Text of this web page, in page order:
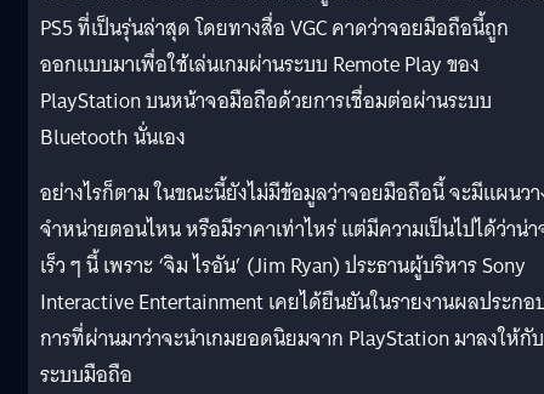
PS5 ที่เป็นรุ่นล่าสุด โดยทางสื่อ VGC คาดว่าจอยมือถือนี้ถูก
ออกแบบมาเพื่อใช้เล่นเกมผ่านระบบ Remote Play ของ
PlayStation บนหน้าจอมือถือด้วยการเชื่อมต่อผ่านระบบ
Bluetooth นั่นเอง
อย่างไรก็ตาม ในขณะนี้ยังไม่มีข้อมูลว่าจอยมือถือนี้ จะมีแผนว
จำหน่ายตอนไหน หรือมีราคาเท่าไหร่ แต่มีความเป็นไปได้ว่าน่
เร็ว ๆ นี้ เพราะ ‘จิม ไรอัน’ (Jim Ryan) ประธานผู้บริหาร Sony
Interactive Entertainment เคยได้ยืนยันในรายงานผลประกอ
การที่ผ่านมาว่าจะนำเกมยอดนิยมจาก PlayStation มาลงให้กับ
ระบบมือถือ